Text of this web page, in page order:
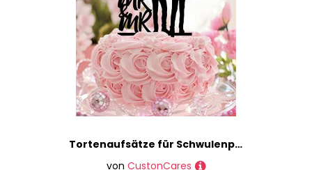
Tortenaufsätze für Schwulenpaare, Acryl, schwarze Silhouette, romantisch, männliches Paar, LGBT, Hochzeit, Party, Gastgeschenke, Liebe, zwei Männer, personalisierter Name, Hochzeit, Datum
von CustonCares